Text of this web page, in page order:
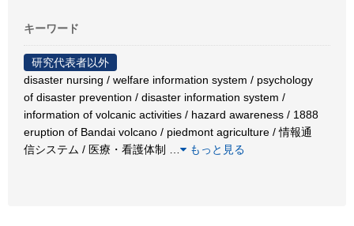
キーワード
研究代表者以外
disaster nursing / welfare information system / psychology
of disaster prevention / disaster information system /
information of volcanic activities / hazard awareness / 1888
eruption of Bandai volcano / piedmont agriculture / 情報通
信システム / 医療・看護体制
もっと見る